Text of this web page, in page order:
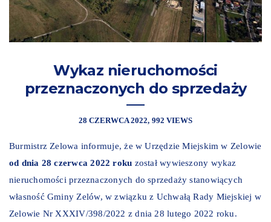
Wykaz nieruchomości
przeznaczonych do sprzedaży
28 CZERWCA 2022 992 VIEWS
Burmistrz Zelowa informuje, że w Urzędzie Miejskim w Zelowie
od dnia 28 czerwca 2022 roku został wywieszony wykaz
nieruchomości przeznaczonych do sprzedaży stanowiących
własność Gminy Zelów, w związku z Uchwałą Rady Miejskiej w
Zelowie Nr XXXIV/398/2022 z dnia 28 lutego 2022 roku.